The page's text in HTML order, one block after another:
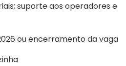
suporte aos operadores e
ou encerramento da vaga